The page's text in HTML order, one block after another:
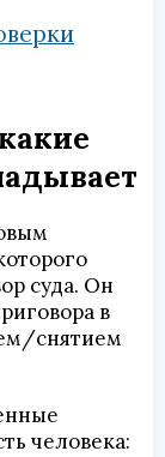
суда. Он
в
снятием
человека: